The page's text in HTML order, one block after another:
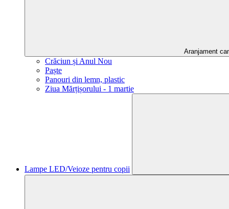
Aranjament
Crăciun și Anul Nou
Paște
Panouri din lemn, plastic
Ziua Mărțișorului - 1 martie
Lampe LED/Veioze pentru copii